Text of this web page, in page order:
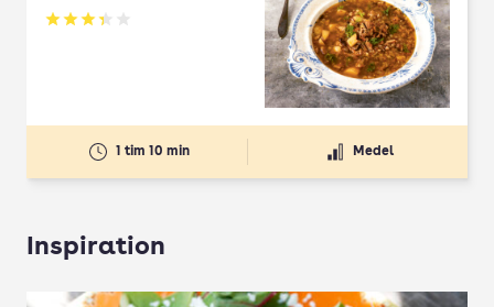
Betyg: 3.33 av 5
1 tim 10 min Medel
Inspiration